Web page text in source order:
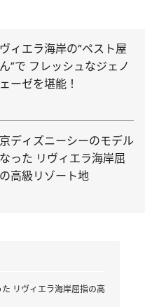
ィエラ海岸の“ペスト屋
”で フレッシュなジェノ
ーゼを堪能！
ディズニーシーのモデル
った リヴィエラ海岸屈
高級リゾート地
リヴィエラ海岸屈指の高